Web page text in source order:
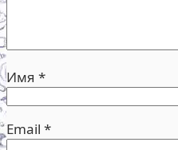
Имя *
Email *